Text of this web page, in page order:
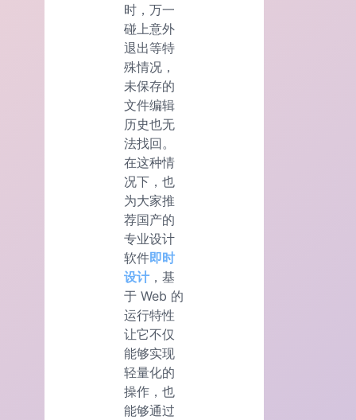
时，万一
碰上意外
退出等特
殊情况，
未保存的
文件编辑
历史也无
法找回。
在这种情
况下，也
为大家推
荐国产的
专业设计
软件即时
设计 ，基
于 Web 的
运行特性
让它不仅
能够实现
轻量化的
操作，也
能够通过